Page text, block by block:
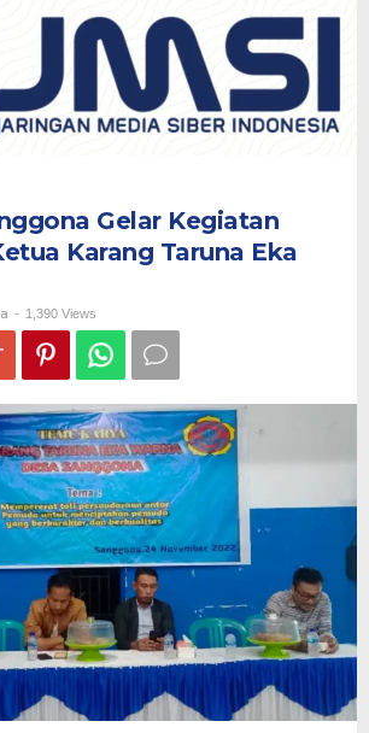
Pemilihan
Ketua
Karang
Eka
Gelar Kegiatan
Karang Taruna Eka
- 1,390 Views